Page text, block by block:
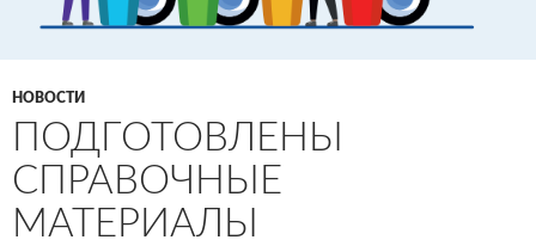
НОВОСТИ
ПОДГОТОВЛЕНЫ
СПРАВОЧНЫЕ
МАТЕРИАЛЫ